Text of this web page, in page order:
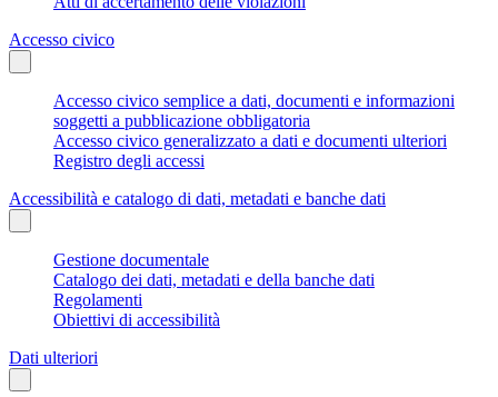
Accesso civico
Accesso civico semplice a dati, documenti e informazioni
soggetti a pubblicazione obbligatoria
Accesso civico generalizzato a dati e documenti ulteriori
Registro degli accessi
Accessibilità e catalogo di dati, metadati e banche dati
Gestione documentale
Catalogo dei dati, metadati e della banche dati
Regolamenti
Obiettivi di accessibilità
Dati ulteriori